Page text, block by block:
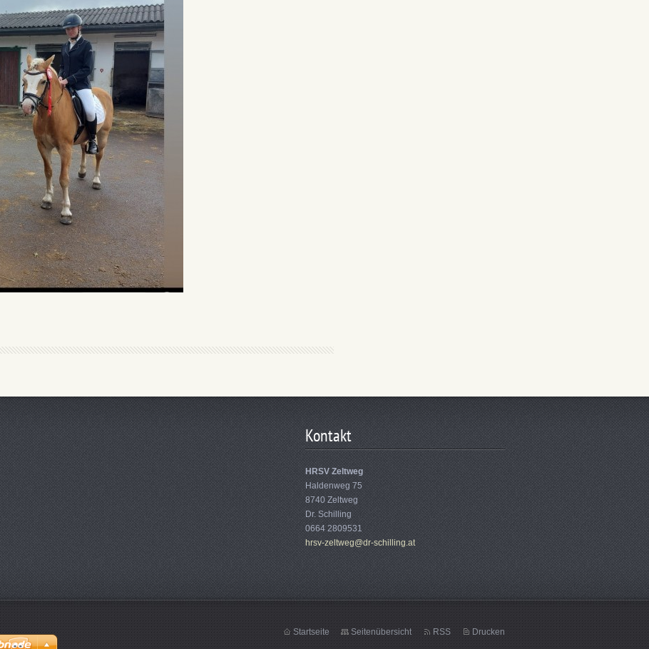
Kontakt
HRSV Zeltweg
Haldenweg 75
8740 Zeltweg
Dr. Schilling
0664 2809531
hrsv-zeltweg@dr-schilling.at
Startseite Seitenübersicht RSS Drucken